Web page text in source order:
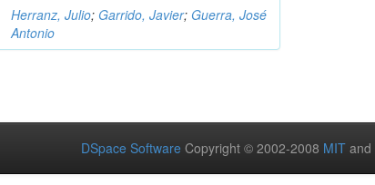
Herranz, Julio; Garrido, Javier; Guerra, José
Antonio
DSpace Software Copyright © 2002-2008 MIT and